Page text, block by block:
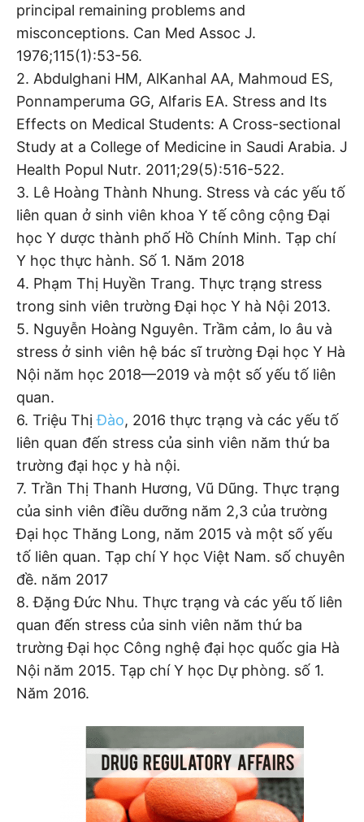
principal remaining problems and
misconceptions. Can Med Assoc J.
1976;115(1):53-56.
2. Abdulghani HM, AlKanhal AA, Mahmoud ES,
Ponnamperuma GG, Alfaris EA. Stress and Its
Effects on Medical Students: A Cross-sectional
Study at a College of Medicine in Saudi Arabia. J
Health Popul Nutr. 2011;29(5):516-522.
3. Lê Hoàng Thành Nhung. Stress và các yếu tố
liên quan ở sinh viên khoa Y tế công cộng Đại
học Y dược thành phố Hồ Chính Minh. Tạp chí
Y học thực hành. Số 1. Năm 2018
4. Phạm Thị Huyền Trang. Thực trạng stress
trong sinh viên trường Đại học Y hà Nội 2013.
5. Nguyễn Hoàng Nguyên. Trầm cảm, lo âu và
stress ở sinh viên hệ bác sĩ trường Đại học Y Hà
Nội năm học 2018—2019 và một số yếu tố liên
quan.
6. Triệu ThịĐào, 2016 thực trạng và các yếu tố
liên quan đến stress của sinh viên năm thứ ba
trường đại học y hà nội.
7. Trần Thị Thanh Hương, Vũ Dũng. Thực trạng
của sinh viên điều dưỡng năm 2,3 của trường
Đại học Thăng Long, năm 2015 và một số yếu
tố liên quan. Tạp chí Y học Việt Nam. số chuyên
đề. năm 2017
8. Đặng Đức Nhu. Thực trạng và các yếu tố liên
quan đến stress của sinh viên năm thứ ba
trường Đại học Công nghệ đại học quốc gia Hà
Nội năm 2015. Tạp chí Y học Dự phòng. số 1.
Năm 2016.